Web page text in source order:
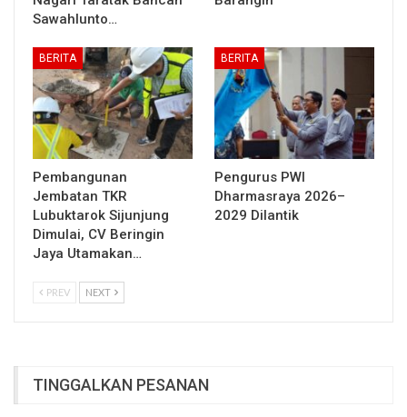
Sawahlunto…
BERITA
Pembangunan
Jembatan TKR
Lubuktarok Sijunjung
Dimulai, CV Beringin
Jaya Utamakan…
BERITA
Pengurus PWI
Dharmasraya 2026–
2029 Dilantik
PREV NEXT
TINGGALKAN PESANAN